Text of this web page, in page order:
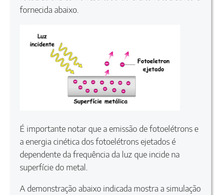
fornecida abaixo.
É importante notar que a emissão de fotoelétrons e
a energia cinética dos fotoelétrons ejetados é
dependente da frequência da luz que incide na
superfície do metal.
A demonstração abaixo indicada mostra a simulação